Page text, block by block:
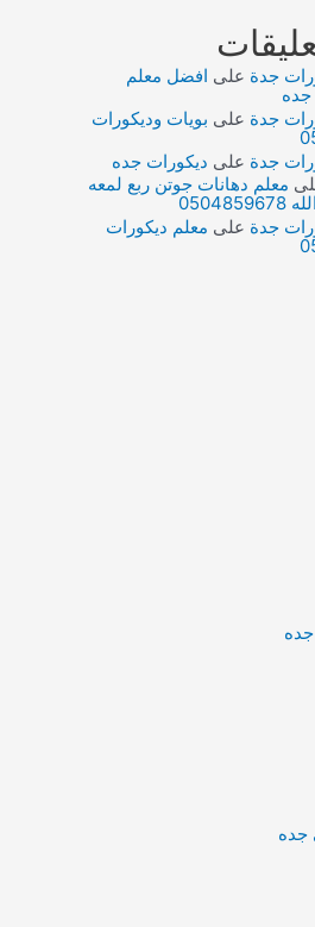
جدة على افضل معلم
جده
جدة على بويات وديكورات
جدة على ديكورات جده
معلم دهانات جوتن ربع لمعه
جدة على معلم ديكورات
جده